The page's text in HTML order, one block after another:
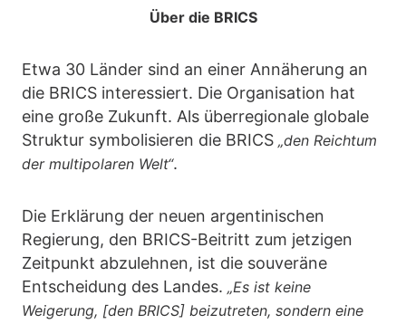
Über die BRICS
Etwa 30 Länder sind an einer Annäherung an
die BRICS interessiert. Die Organisation hat
eine große Zukunft. Als überregionale globale
Struktur symbolisieren die BRICS „den Reichtum
der multipolaren Welt“.
Die Erklärung der neuen argentinischen
Regierung, den BRICS-Beitritt zum jetzigen
Zeitpunkt abzulehnen, ist die souveräne
Entscheidung des Landes. „Es ist keine
Weigerung, [den BRICS] beizutreten, sondern eine